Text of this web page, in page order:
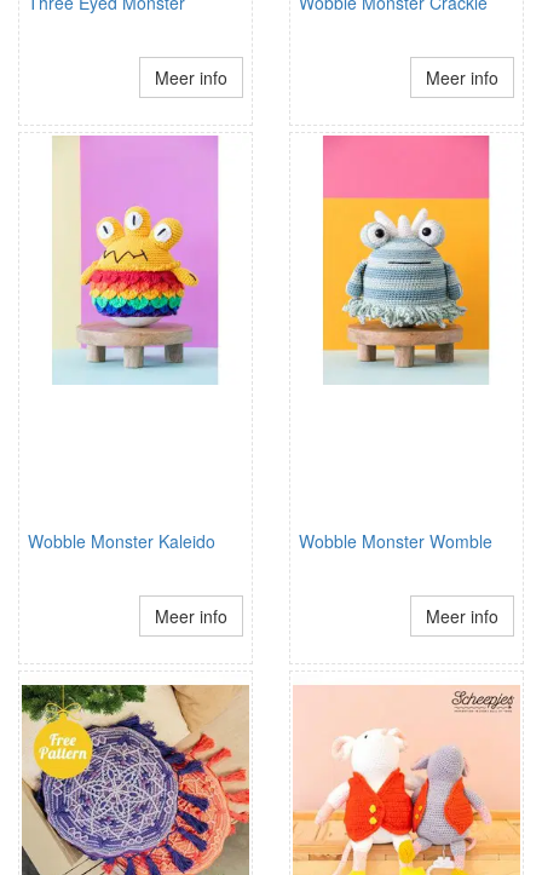
Meer info Meer info
Wobble Monster Kaleido
Meer info
Wobble Monster Womble
Meer info